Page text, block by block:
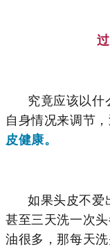
究竟应该以什
自身情况来调节，
皮健康。
如果头皮不爱
甚至三天洗一次
油很多，那每天